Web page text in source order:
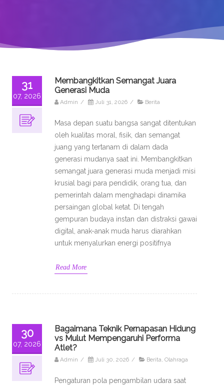
31
07, 2026
Membangkitkan Semangat Juara
Generasi Muda
Admin / Juli 31, 2026 / Berita
Masa depan suatu bangsa sangat ditentukan
oleh kualitas moral, fisik, dan semangat
juang yang tertanam di dalam dada
generasi mudanya saat ini. Membangkitkan
semangat juara generasi muda menjadi misi
krusial bagi para pendidik, orang tua, dan
pemerintah dalam menghadapi dinamika
persaingan global ketat. Di tengah
gempuran budaya instan dan distraksi gawai
digital, anak-anak muda harus diarahkan
untuk menyalurkan energi positifnya
Read More
30
07, 2026
Bagaimana Teknik Pernapasan Hidung
vs Mulut Mempengaruhi Performa
Atlet?
Admin / Juli 30, 2026 / Berita, Olahraga
Pengaturan pola pengambilan udara saat